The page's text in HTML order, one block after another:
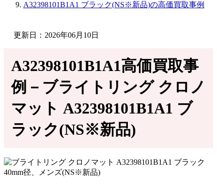
A32398101B1A1 ブラック(NS※新品)の高価買取事例
更新日：2026年06月10日
A32398101B1A1高価買取事
例－ブライトリング クロノ
マット A32398101B1A1 ブ
ラック(NS※新品)